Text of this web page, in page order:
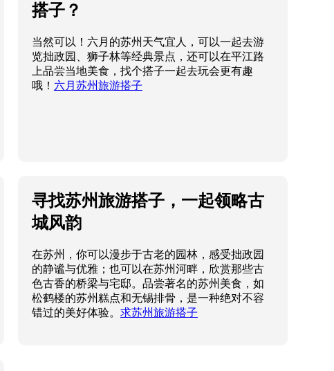
搭子？
当然可以！六月的苏州天气宜人，可以一起去游
览拙政园、狮子林等经典景点，还可以在平江路
上品尝当地美食，找个搭子一起去玩会更有趣
哦！ 六月苏州旅游搭子
寻找苏州旅游搭子，一起领略古
城风韵
在苏州，你可以漫步于古老的园林，感受拙政园
的静谧与优雅；也可以在苏州河畔，欣赏那些古
色古香的桥梁与宅邸。品尝著名的苏州美食，如
松鹤楼的苏州糕点和无锡排骨，是一种绝对不容
错过的美好体验。 求苏州旅游搭子